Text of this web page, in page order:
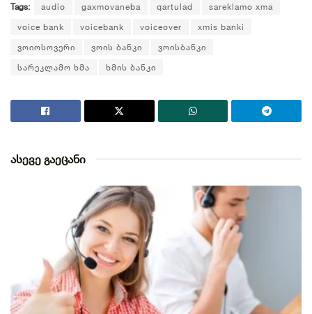
Tags: audio gaxmovaneba qartulad
sareklamo xma
voice bank
voicebank voiceover
xmis banki
ვოიოსოვერი
ვოის ბანკი
ვოისბანკი
სარეკლამო ხმა
ხმის ბანკი
ასევე გაეცანი